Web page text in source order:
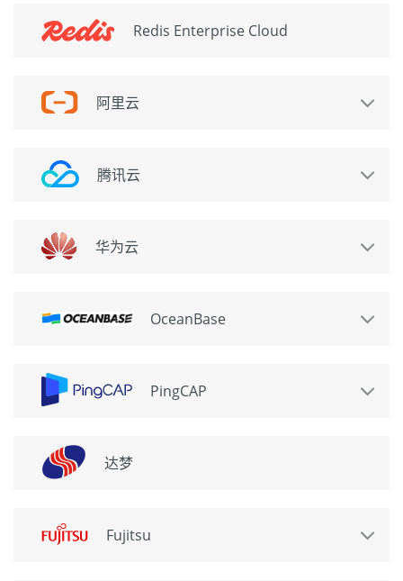
Redis Enterprise Cloud
阿里云
腾讯云
华为云
OceanBase
PingCAP
达梦
Fujitsu